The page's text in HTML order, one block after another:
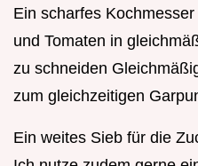
Ein scharfes
und Tomaten in
zu schneiden
zum gleichzeitigen
Ein weites Sieb für die